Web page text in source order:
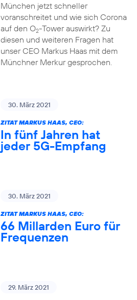
München jetzt schneller
voranschreitet und wie sich Corona
auf den O2-Tower auswirkt? Zu
diesen und weiteren Fragen hat
unser CEO Markus Haas mit dem
Münchner Merkur gesprochen.
30. März 2021
ZITAT MARKUS HAAS, CEO:
In fünf Jahren hat
jeder 5G-Empfang
30. März 2021
ZITAT MARKUS HAAS, CEO:
66 Millarden Euro für
Frequenzen
29. März 2021